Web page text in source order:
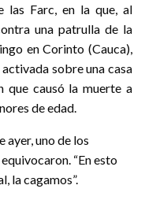
las Farc, en la que, al
una patrulla de la
en Corinto (Cauca),
sobre una casa
que causó la muerte a
de edad.
ayer, uno de los
“En esto
la cagamos”.